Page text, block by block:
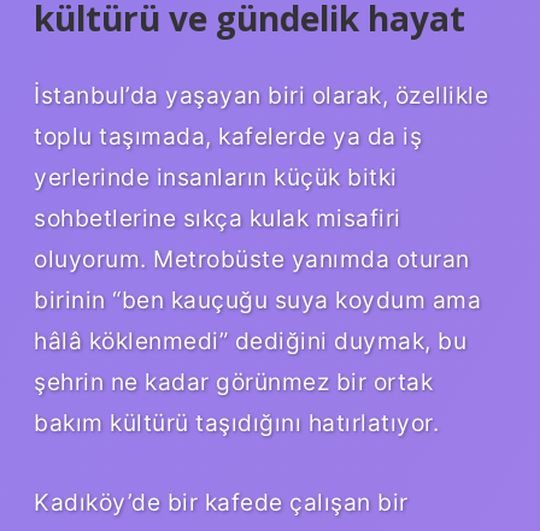
kültürü ve gündelik hayat
İstanbul’da yaşayan biri olarak, özellikle
toplu taşımada, kafelerde ya da iş
yerlerinde insanların küçük bitki
sohbetlerine sıkça kulak misafiri
oluyorum. Metrobüste yanımda oturan
birinin “ben kauçuğu suya koydum ama
hâlâ köklenmedi” dediğini duymak, bu
şehrin ne kadar görünmez bir ortak
bakım kültürü taşıdığını hatırlatıyor.
Kadıköy’de bir kafede çalışan bir